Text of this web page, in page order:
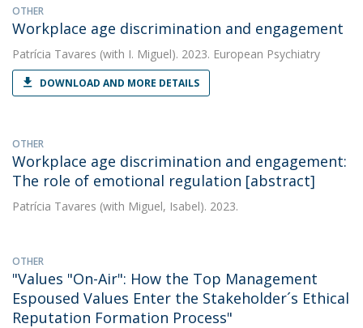
OTHER
Workplace age discrimination and engagement
Patrícia Tavares (with I. Miguel). 2023. European Psychiatry
DOWNLOAD AND MORE DETAILS
OTHER
Workplace age discrimination and engagement:
The role of emotional regulation [abstract]
Patrícia Tavares (with Miguel, Isabel). 2023.
OTHER
"Values "On-Air": How the Top Management
Espoused Values Enter the Stakeholder´s Ethical
Reputation Formation Process"